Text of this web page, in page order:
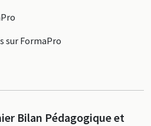
sur FormaPro
Bilan Pédagogique et